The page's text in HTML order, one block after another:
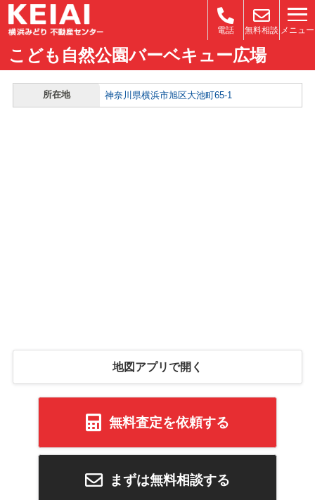
電話 無料相談 メニュー
こども自然公園バーベキュー広場
所在地 神奈川県横浜市旭区大池町65-1
地図アプリで開く
無料査定を依頼する
まずは無料相談する